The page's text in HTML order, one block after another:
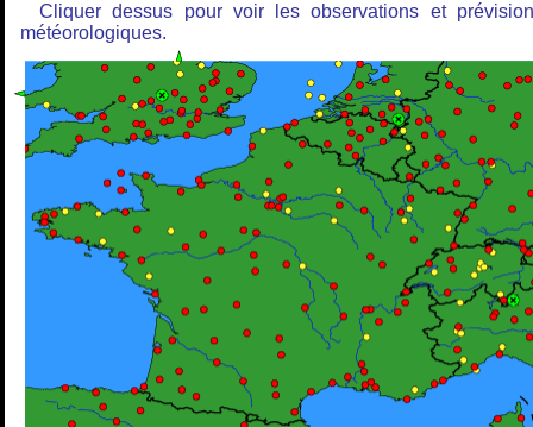
Cliquer dessus pour voir les observations et
météorologiques.